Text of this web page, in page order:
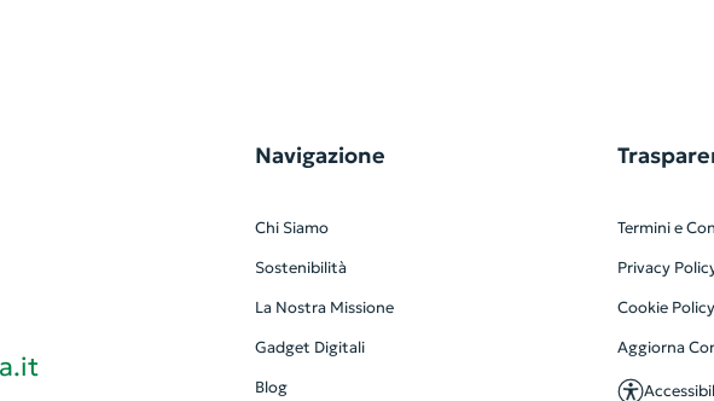
Navigazione
Chi Siamo
Sostenibilità
La Nostra Missione
Gadget Digitali
Blog
Termini e
Privacy
Cookie Policy
Aggiorna